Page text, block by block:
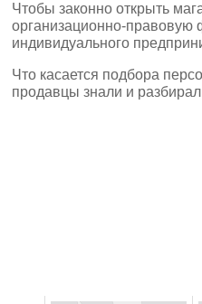
Чтобы законно открыть
организационно-
индивидуального
Что касается подбора
продавцы знали и